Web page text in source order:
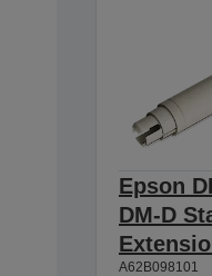
Epson
DM-D
A62B098101